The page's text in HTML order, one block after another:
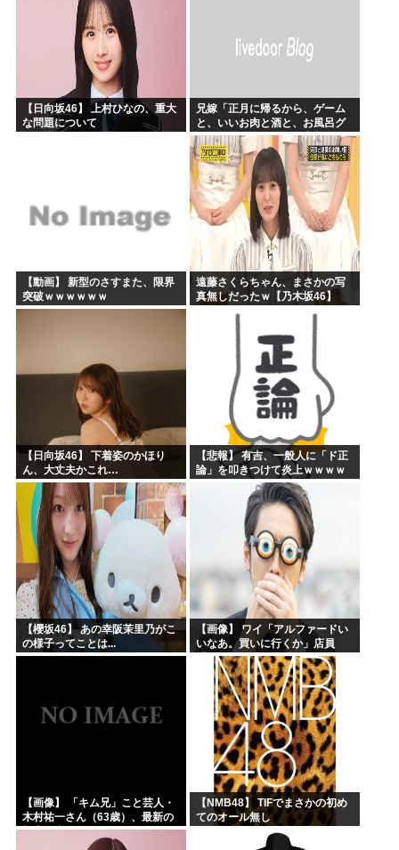
【日向坂46】 上村ひなの、重大
な問題について
兄嫁「正月に帰るから、ゲーム
と、いいお肉と酒と、お風呂グ
ッズの準備しとけよ」寝起きの
私「知るかボケ」兄嫁「キィィ
ィィー！！！！」私「あ…」
【動画】 新型のさすまた、限界
突破ｗｗｗｗｗｗ
遠藤さくらちゃん、まさかの写
真無しだったｗ【乃木坂46】
【日向坂46】 下着姿のかほり
ん、大丈夫かこれ…
【悲報】 有吉、一般人に「ド正
論」を叩きつけて炎上ｗｗｗｗ
【櫻坂46】 あの幸阪茉里乃がこ
の様子ってことは...
【画像】 ワイ「アルファードい
いなあ。買いに行くか」店員
「ほいっ見積もりな！」ワイ
「金額おかしくね？」←お前ら
もそう思うよな？？？？？
【画像】 「キム兄」こと芸人・
木村祐一さん（63歳）、最新の
松本人志さんとのツーショット
が完全に別人だとネット騒然！
【NMB48】 TIFでまさかの初め
てのオール無し